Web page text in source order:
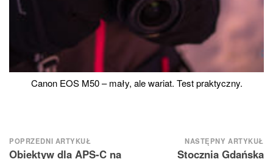
Canon EOS M50 – mały, ale wariat. Test praktyczny.
Nawigacja
POPRZEDNI ARTYKUŁ
Obiektyw dla APS-C na
NASTĘPNY ARTYKUŁ
Stocznia Gdańska